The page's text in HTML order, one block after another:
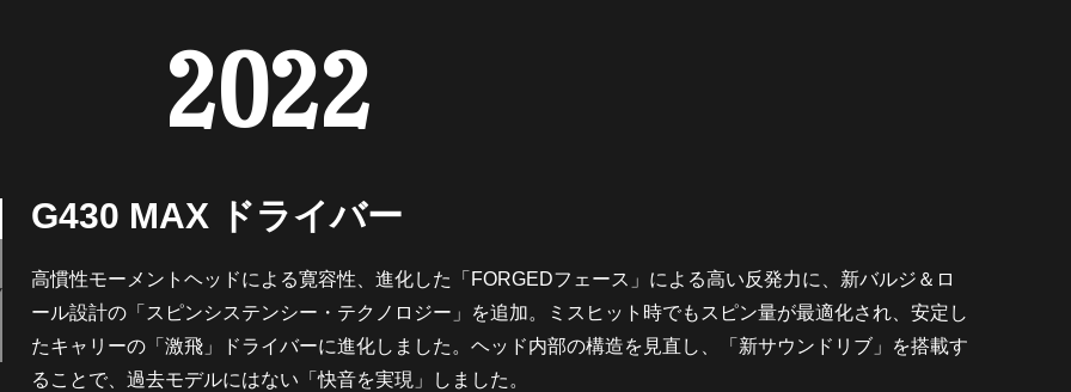
2022
G430 MAX ドライバー
高慣性モーメントヘッドによる寛容性、進化した「FORGEDフェース」による高い反発力に、新バルジ＆ロ
ール設計の「スピンシステンシー・テクノロジー」を追加。ミスヒット時でもスピン量が最適化され、安定し
たキャリーの「激飛」ドライバーに進化しました。ヘッド内部の構造を見直し、「新サウンドリブ」を搭載す
ることで、過去モデルにはない「快音を実現」しました。